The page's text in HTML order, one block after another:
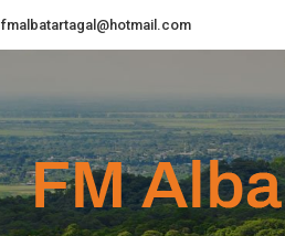
fmalbatartagal@hotmail.com